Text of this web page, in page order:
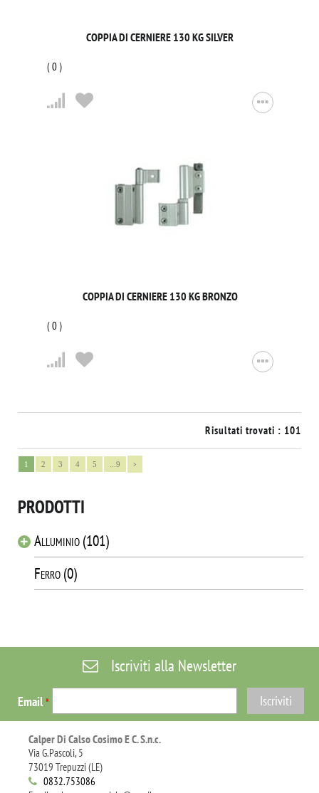
COPPIA DI CERNIERE 130 KG SILVER
(0)
COPPIA DI CERNIERE 130 KG BRONZO
(0)
Risultati trovati : 101
1 2 3 4 5 ...9 >
PRODOTTI
Alluminio (101)
Ferro (0)
Iscriviti alla Newsletter
Email*
Calper Di Calso Cosimo E C. S.n.c.
Via G.Pascoli, 5
73019 Trepuzzi (LE)
0832.753086